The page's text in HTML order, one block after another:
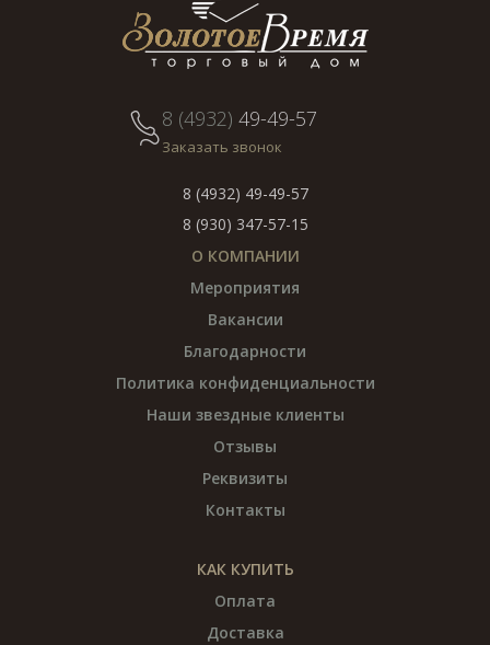
8 (4932) 49-49-57
Заказать звонок
8 (4932) 49-49-57
8 (930) 347-57-15
О КОМПАНИИ
Мероприятия
Вакансии
Благодарности
Политика конфиденциальности
Наши звездные клиенты
Отзывы
Реквизиты
Контакты
КАК КУПИТЬ
Оплата
Доставка